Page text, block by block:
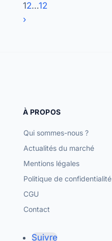
12…12
›
À PROPOS
Qui sommes-nous ?
Actualités du marché
Mentions légales
Politique de confidentialité
CGU
Contact
Suivre